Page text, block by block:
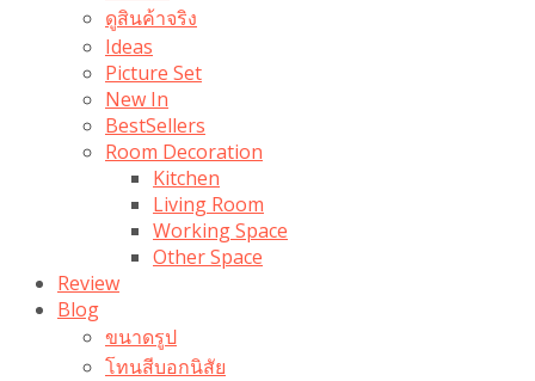
ดูสินค้าจริง
Ideas
Picture Set
New In
BestSellers
Room Decoration
Kitchen
Living Room
Working Space
Other Space
Review
Blog
ขนาดรูป
โทนสีบอกนิสัย